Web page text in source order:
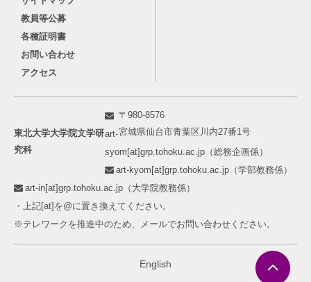
教員等公募
各種証明書
お問い合わせ
アクセス
東北大学大学院文学研
究科
〒980-8576
宮城県仙台市青葉区川内27番1号
art-
syom[at]grp.tohoku.ac.jp（総務企画係）
art-kyom[at]grp.tohoku.ac.jp（学部教務係）
art-in[at]grp.tohoku.ac.jp（大学院教務係）
・上記[at]を@に置き換えてください。
※テレワークを推進中のため、メールでお問い合わせください。
English